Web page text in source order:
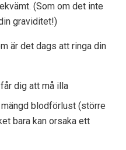
(Som om det inte
graviditet!)
är det dags att ringa din
dig att må illa
blodförlust (större
bara kan orsaka ett